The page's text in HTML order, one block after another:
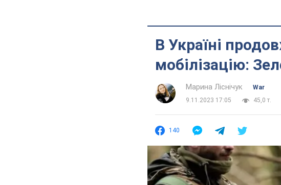
В Україні
мобілізацію:
Марина Ліснічук
War
9.11.2023 17:05
45,0 т.
140